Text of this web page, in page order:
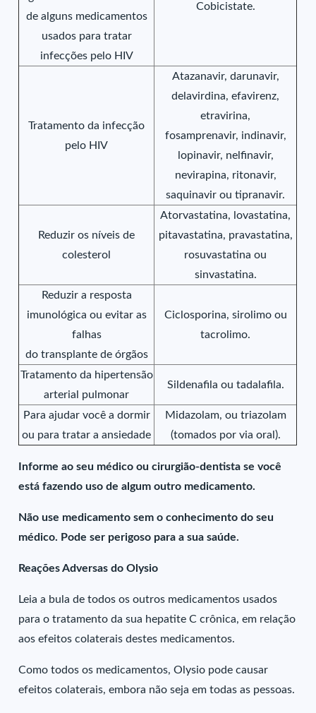
de alguns medicamentos
usados para tratar
infecções pelo HIV
Cobicistate.
Tratamento da infecção
pelo HIV
Atazanavir, darunavir,
delavirdina, efavirenz,
etravirina,
fosamprenavir, indinavir,
lopinavir, nelfinavir,
nevirapina, ritonavir,
saquinavir ou tipranavir.
Reduzir os níveis de
colesterol
Atorvastatina, lovastatina,
pitavastatina, pravastatina,
rosuvastatina ou
sinvastatina.
Reduzir a resposta
imunológica ou evitar as
falhas
do transplante de órgãos
Ciclosporina, sirolimo ou
tacrolimo.
Tratamento da hipertensão
arterial pulmonar
Sildenafila ou tadalafila.
Para ajudar você a dormir
ou para tratar a ansiedade
Midazolam, ou triazolam
(tomados por via oral).
Informe ao seu médico ou cirurgião-dentista se você
está fazendo uso de algum outro medicamento.
Não use medicamento sem o conhecimento do seu
médico. Pode ser perigoso para a sua saúde.
Reações Adversas do Olysio
Leia a bula de todos os outros medicamentos usados
para o tratamento da sua hepatite C crônica, em relação
aos efeitos colaterais destes medicamentos.
Como todos os medicamentos, Olysio pode causar
efeitos colaterais, embora não seja em todas as pessoas.